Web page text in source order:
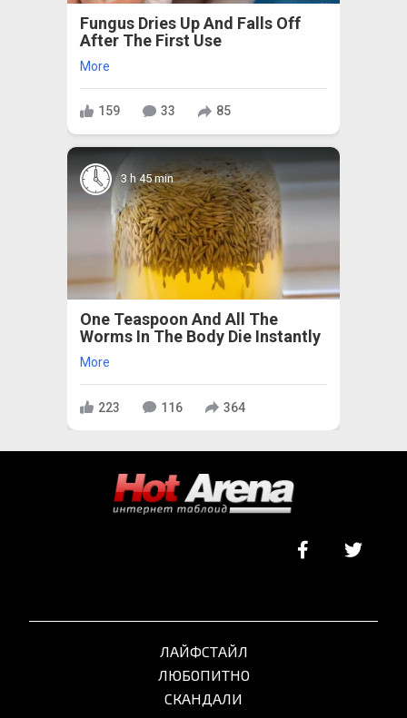
Fungus Dries Up And Falls Off
After The First Use
More
159 33 85
3 h 45 min
One Teaspoon And All The
Worms In The Body Die Instantly
More
223 116 364
ЛАЙФСТАЙЛ
ЛЮБОПИТНО
СКАНДАЛИ